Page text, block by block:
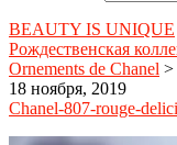
BEAUTY IS UNIQUE
Рождественская
Ornements de Chanel >
18 ноября, 2019
Chanel-807-rouge-